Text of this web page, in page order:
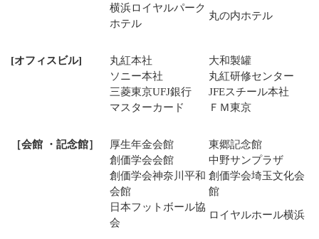
横浜ロイヤルパーク
ホテル
丸の内ホテル
[オフィスビル] 丸紅本社
大和製罐
ソニー本社
丸紅研修センター
三菱東京UFJ銀行
JFEスチール本社
マスターカード
ＦＭ東京
［会館 ・記念館］ 厚生年金会館
東郷記念館
創価学会会館
中野サンプラザ
創価学会神奈川平和
会館
創価学会埼玉文化会
館
日本フットボール協
会
ロイヤルホール横浜